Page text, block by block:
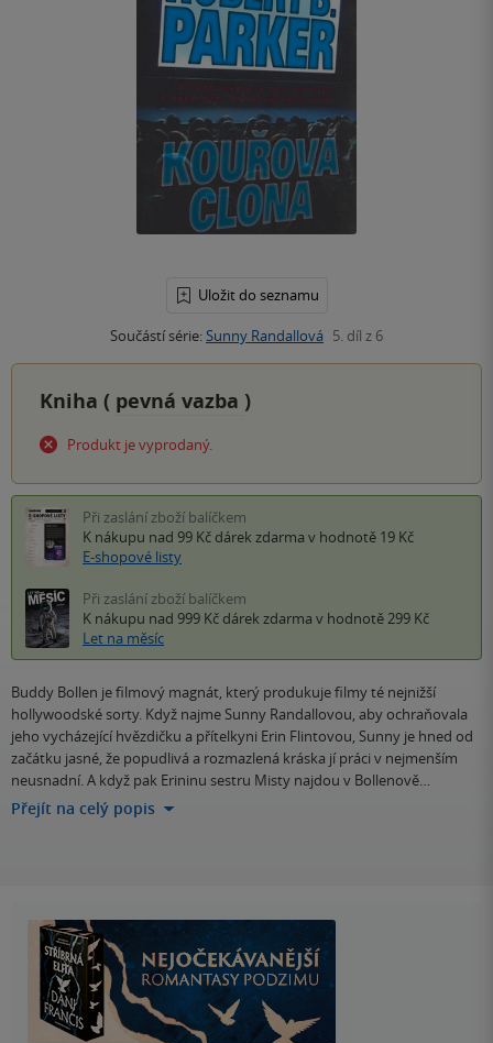
Uložit do seznamu
Součástí série:Sunny Randallová 5. díl z 6
Kniha ( pevná vazba )
Produkt je vyprodaný.
Při zaslání zboží balíčkem
K nákupu nad 99 Kč dárek zdarma v hodnotě 19 Kč
E-shopové listy
Při zaslání zboží balíčkem
K nákupu nad 999 Kč dárek zdarma v hodnotě 299 Kč
Let na měsíc
Buddy Bollen je filmový magnát, který produkuje filmy té nejnižší
hollywoodské sorty. Když najme Sunny Randallovou, aby ochraňovala
jeho vycházející hvězdičku a přítelkyni Erin Flintovou, Sunny je hned od
začátku jasné, že popudlivá a rozmazlená kráska jí práci v nejmenším
neusnadní. A když pak Erininu sestru Misty najdou v Bollenově…
Přejít na celý popis